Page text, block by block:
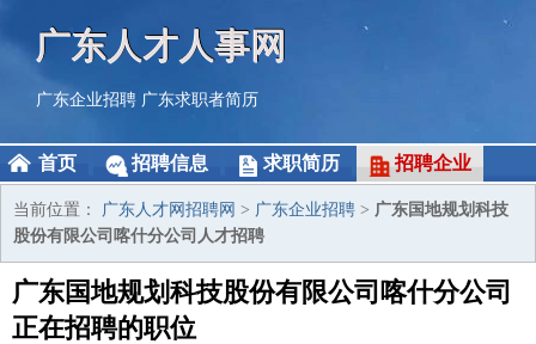
广东人才人事网
广东企业招聘 广东求职者简历
首页 招聘信息 求职简历 招聘企业
当前位置： 广东人才网招聘网 > 广东企业招聘 > 广东国地规划科技
股份有限公司喀什分公司人才招聘
广东国地规划科技股份有限公司喀什分公司
正在招聘的职位